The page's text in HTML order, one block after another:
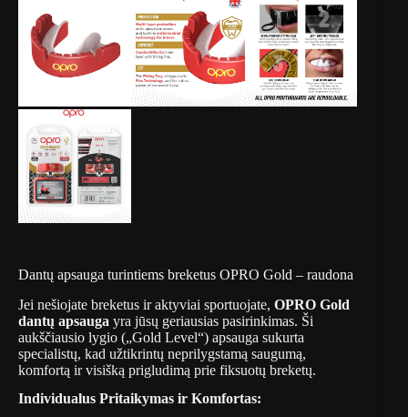
Dantų apsauga turintiems breketus OPRO Gold – raudona
Jei nešiojate breketus ir aktyviai sportuojate, OPRO Gold
dantų apsauga yra jūsų geriausias pasirinkimas. Ši
aukščiausio lygio („Gold Level“) apsauga sukurta
specialistų, kad užtikrintų neprilygstamą saugumą,
komfortą ir visišką prigludimą prie fiksuotų breketų.
Individualus Pritaikymas ir Komfortas: